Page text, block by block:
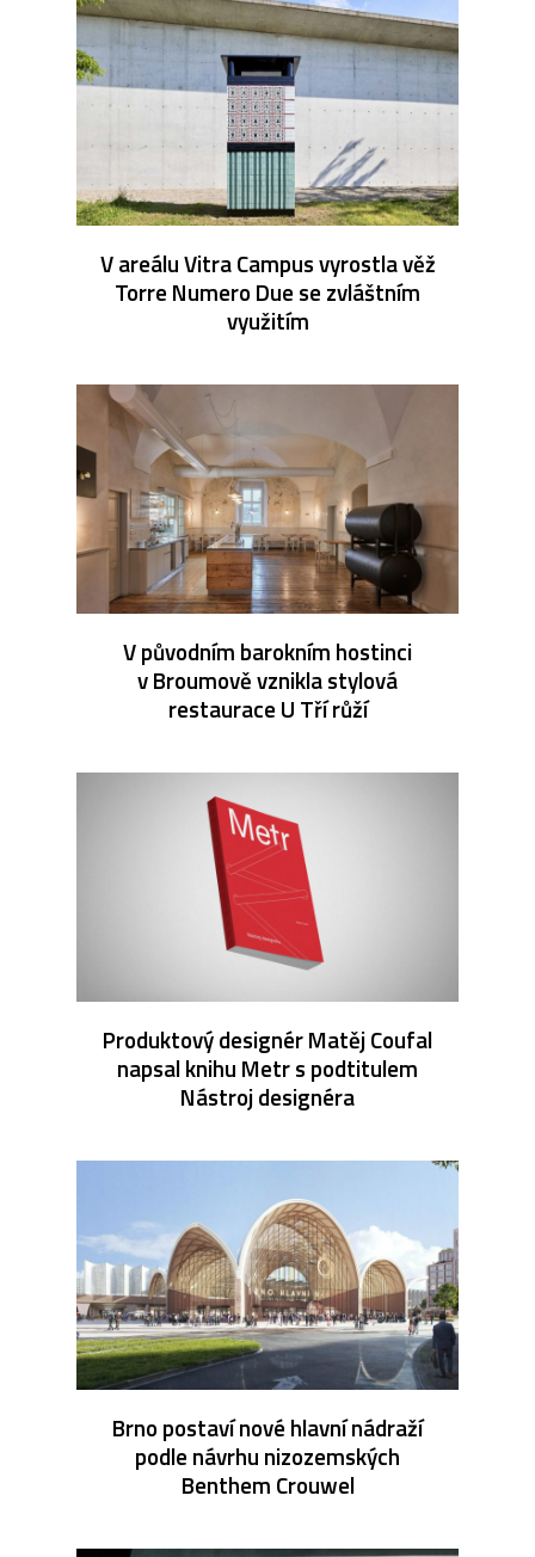
V areálu Vitra Campus vyrostla věž
Torre Numero Due se zvláštním
využitím
V původním barokním hostinci
v Broumově vznikla stylová
restaurace U Tří růží
Produktový designér Matěj Coufal
napsal knihu Metr s podtitulem
Nástroj designéra
Brno postaví nové hlavní nádraží
podle návrhu nizozemských
Benthem Crouwel